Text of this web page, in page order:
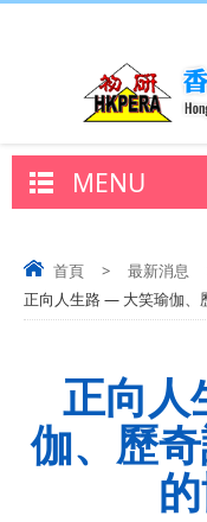
MENU
首頁 > 最新消息
正向人生路 — 大笑瑜伽、
正向
伽、歷